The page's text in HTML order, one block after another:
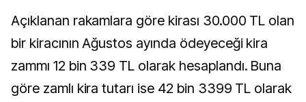
Açıklanan rakamlara göre kirası 30.000 TL olan
bir kiracının Ağustos ayında ödeyeceği kira
zammı 12 bin 339 TL olarak hesaplandı. Buna
göre zamlı kira tutarı ise 42 bin 3399 TL olarak